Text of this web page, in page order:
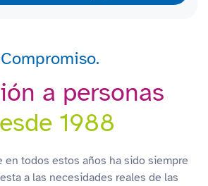
Compromiso.
a personas
1988
en todos estos años ha sido siempre
a las necesidades reales de las